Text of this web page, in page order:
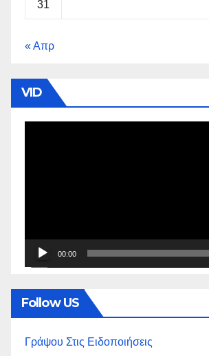
31
« Απρ
VID
00:00
Follow US
Γράψου Στις Ειδοποιήσεις